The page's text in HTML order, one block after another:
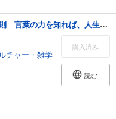
カタカムナ 言霊の超法則 言葉の力を知れば、人生がわかる・未来が変わる！
チャー・雑学
購入済み
読む